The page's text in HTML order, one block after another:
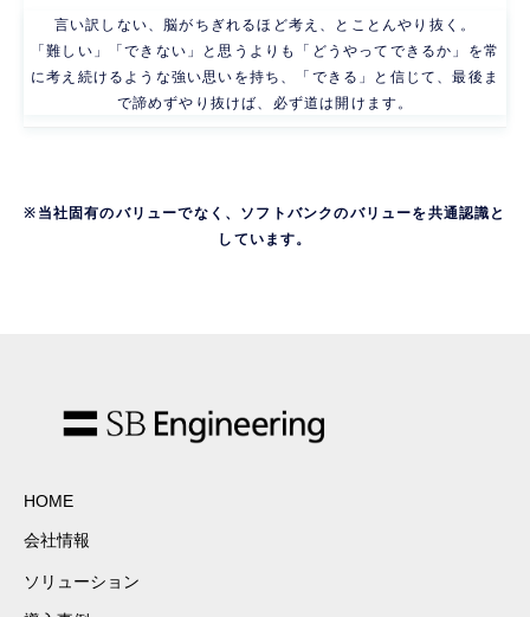
言い訳しない、脳がちぎれるほど考え、とことんやり抜く。
「難しい」「できない」と思うよりも「どうやってできるか」を常
に考え続けるような強い思いを持ち、「できる」と信じて、最後ま
で諦めずやり抜けば、必ず道は開けます。
※当社固有のバリューでなく、ソフトバンクのバリューを共通認識と
しています。
HOME
会社情報
ソリューション